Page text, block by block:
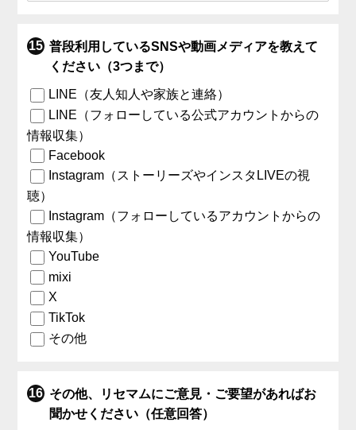
普段利用しているSNSや動画メディアを教えて
ください（3つまで）
LINE（友人知人や家族と連絡）
LINE（フォローしている公式アカウントからの
情報収集）
Facebook
Instagram（ストーリーズやインスタLIVEの視
聴）
Instagram（フォローしているアカウントからの
情報収集）
YouTube
mixi
X
TikTok
その他
その他、リセマムにご意見・ご要望があればお
聞かせください（任意回答）